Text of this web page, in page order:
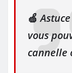
🍏
vous
cannelle